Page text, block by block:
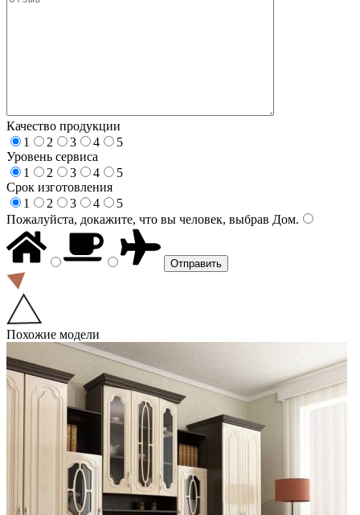
Качество продукции
1
2 3 4
5
Уровень сервиса
1
2 3 4
5
Срок изготовления
1
2 3 4
5
Пожалуйста, докажите, что вы человек, выбрав Дом.
Похожие модели